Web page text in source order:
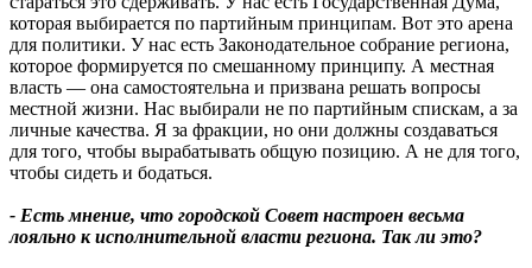
которая выбирается по партийным принципам. Вот это арена
для политики. У нас есть Законодательное собрание региона,
которое формируется по смешанному принципу. А местная
власть — она самостоятельна и призвана решать вопросы
местной жизни. Нас выбирали не по партийным спискам, а за
личные качества. Я за фракции, но они должны создаваться
для того, чтобы вырабатывать общую позицию. А не для того,
чтобы сидеть и бодаться.
- Есть мнение, что городской Совет настроен весьма
лояльно к исполнительной власти региона. Так ли это?